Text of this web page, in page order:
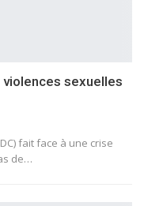
violences sexuelles
fait face à une crise
de…